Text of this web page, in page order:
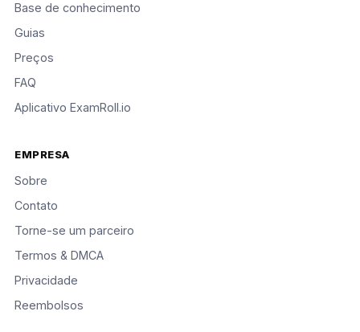
Base de conhecimento
Guias
Preços
FAQ
Aplicativo ExamRoll.io
EMPRESA
Sobre
Contato
Torne-se um parceiro
Termos & DMCA
Privacidade
Reembolsos